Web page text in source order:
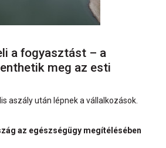
a fogyasztást – a
meg az esti
aszály után lépnek a vállalkozások.
az egészségügy megítélésében